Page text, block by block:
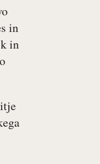
in
in